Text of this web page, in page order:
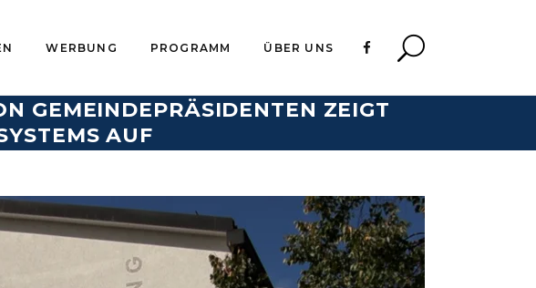
WERBUNG PROGRAMM ÜBER UNS
GEMEINDEPRÄSIDENTEN ZEIGT
AUF